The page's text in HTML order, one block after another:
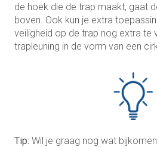
de hoek die de trap maakt, gaat
boven. Ook kun je extra
veiligheid op de trap nog extra te
trapleuning in de vorm van een
Tip: Wil je graag nog wat